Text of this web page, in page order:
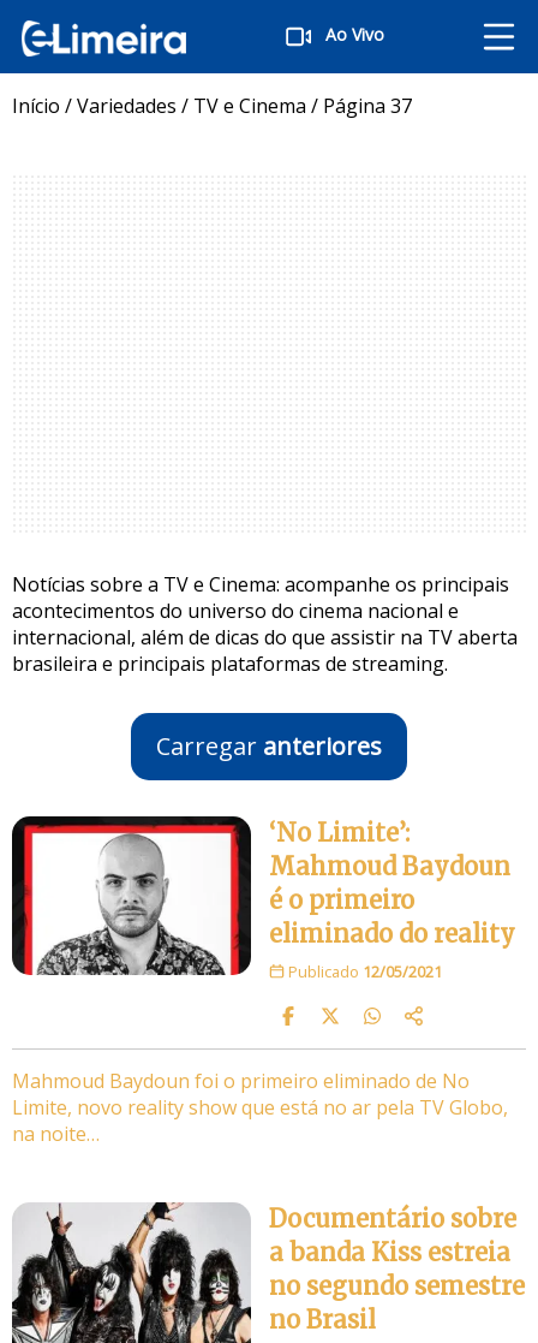
Ao Vivo
Início /Variedades / TV e Cinema / Página 37
Notícias sobre a TV e Cinema: acompanhe os principais
acontecimentos do universo do cinema nacional e
internacional, além de dicas do que assistir na TV aberta
brasileira e principais plataformas de streaming.
Carregar anteriores
‘No Limite’:
Mahmoud Baydoun
é o primeiro
eliminado do reality
Publicado 12/05/2021
Mahmoud Baydoun foi o primeiro eliminado de No
Limite, novo reality show que está no ar pela TV Globo,
na noite…
Documentário sobre
a banda Kiss estreia
no segundo semestre
no Brasil